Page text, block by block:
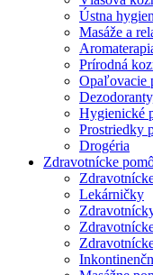
Ústna
Masáže a
Prírodná
Opaľovacie
Hygienické
Prostriedky
Drogéria
Zdravotnícke
Lekárničky